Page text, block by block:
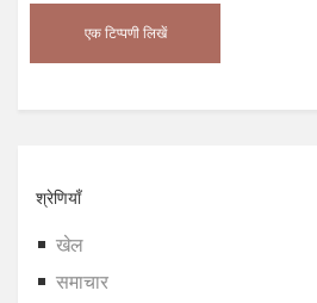
श्रेणियाँ
खेल
समाचार